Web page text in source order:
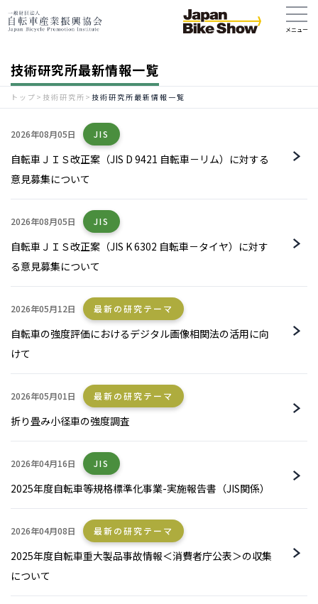
技術研究所最新情報一覧
トップ > 技術研究所 > 技術研究所最新情報一覧
2026年08月05日 JIS
自転車ＪＩＳ改正案（JIS D 9421 自転車－リム）に対する
意見募集について
2026年08月05日 JIS
自転車ＪＩＳ改正案（JIS K 6302 自転車－タイヤ）に対す
る意見募集について
2026年05月12日 最新の研究テーマ
自転車の強度評価におけるデジタル画像相関法の活用に向
けて
2026年05月01日 最新の研究テーマ
折り畳み小径車の強度調査
2026年04月16日 JIS
2025年度自転車等規格標準化事業-実施報告書（JIS関係）
2026年04月08日 最新の研究テーマ
2025年度自転車重大製品事故情報＜消費者庁公表＞の収集
について